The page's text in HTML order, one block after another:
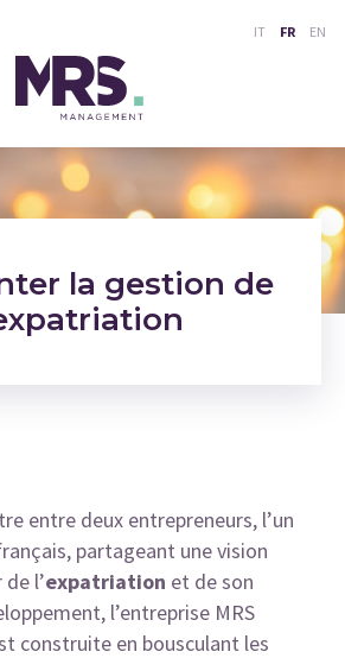
IT FR EN
la gestion de
entre deux entrepreneurs, l’un
partageant une vision
l’expatriation et de son
l’entreprise MRS
construite en bousculant les